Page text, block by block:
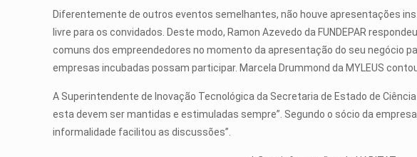
Diferentemente de outros eventos semelhantes, não houve apresentações
livre para os convidados. Deste modo, Ramon Azevedo da FUNDEPAR
comuns dos empreendedores no momento da apresentação do seu negócio
empresas incubadas possam participar. Marcela Drummond da MYLEUS
A Superintendente de Inovação Tecnológica da Secretaria de Estado de
esta devem ser mantidas e estimuladas sempre”. Segundo o sócio da
informalidade facilitou as discussões”.